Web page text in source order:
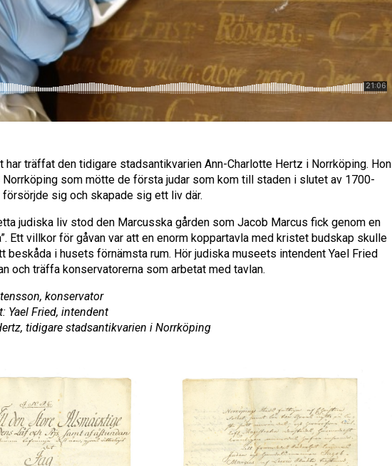
har träffat den tidigare stadsantikvarien Ann-Charlotte Hertz i Norrköping. Hon
Norrköping som mötte de första judar som kom till staden i slutet av 1700-
försörjde sig och skapade sig ett liv där.
judiska liv stod den Marcusska gården som Jacob Marcus fick genom en
Ett villkor för gåvan var att en enorm koppartavla med kristet budskap skulle
beskåda i husets förnämsta rum. Hör judiska museets intendent Yael Fried
och träffa konservatorerna som arbetat med tavlan.
konservator
Yael Fried, intendent
tidigare stadsantikvarien i Norrköping